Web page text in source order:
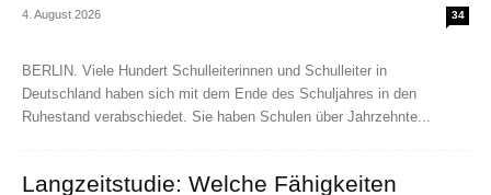
4. August 2026 34
BERLIN. Viele Hundert Schulleiterinnen und Schulleiter in
Deutschland haben sich mit dem Ende des Schuljahres in den
Ruhestand verabschiedet. Sie haben Schulen über Jahrzehnte...
Langzeitstudie: Welche Fähigkeiten